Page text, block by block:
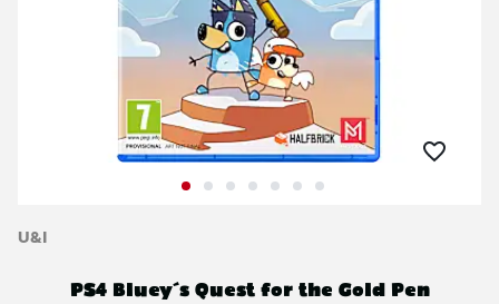
U&I
PS4 Bluey´s Quest for the Gold Pen